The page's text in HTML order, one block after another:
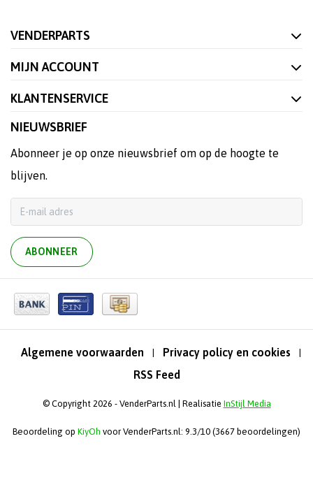
VENDERPARTS
MIJN ACCOUNT
KLANTENSERVICE
NIEUWSBRIEF
Abonneer je op onze nieuwsbrief om op de hoogte te
blijven.
ABONNEER
Algemene voorwaarden | Privacy policy en cookies |
RSS Feed
© Copyright 2026 - VenderParts.nl | Realisatie InStijl Media
Beoordeling op KiyOh voor VenderParts.nl: 9.3/10 (3667 beoordelingen)